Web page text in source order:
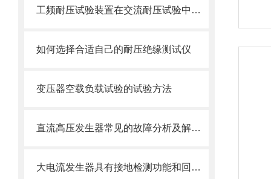
工频耐压试验装置在交流耐压试验中应用
如何选择合适自己的耐压绝缘测试仪
变压器空载负载试验的试验方法
直流高压发生器常见的故障分析及解决方案
大电流发生器具有接地检测功能和回零检测功能